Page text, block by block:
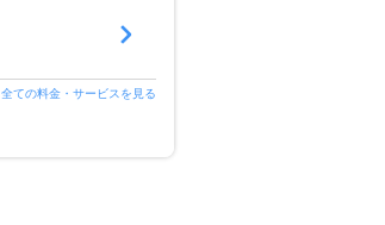
全ての料金・サービスを見る